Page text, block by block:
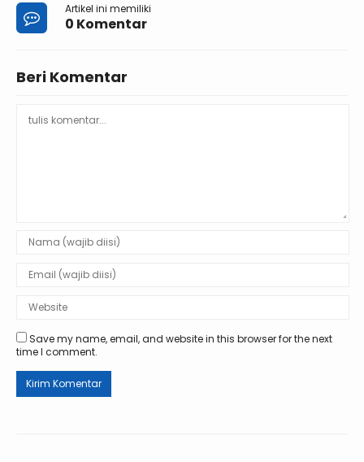
Artikel ini memiliki
0 Komentar
Beri Komentar
Save my name, email, and website in this browser for the next
time I comment.